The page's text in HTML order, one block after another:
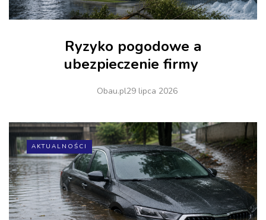
Ryzyko pogodowe a
ubezpieczenie firmy
Obau.pl29 lipca 2026
AKTUALNOŚCI